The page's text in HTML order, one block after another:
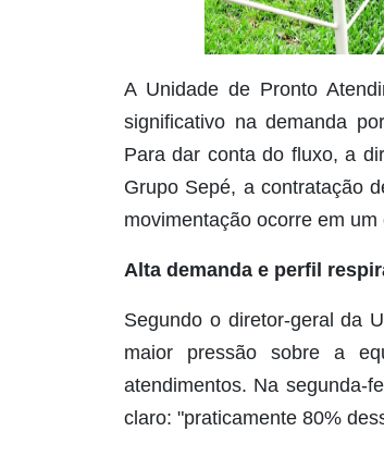
A Unidade de Pronto
significativo na demanda
Para dar conta do fluxo, a
Grupo Sepé, a contratação
movimentação ocorre em
Alta demanda e perfil
Segundo o diretor-geral da
maior pressão sobre a
atendimentos. Na segunda-
claro: "praticamente 80%